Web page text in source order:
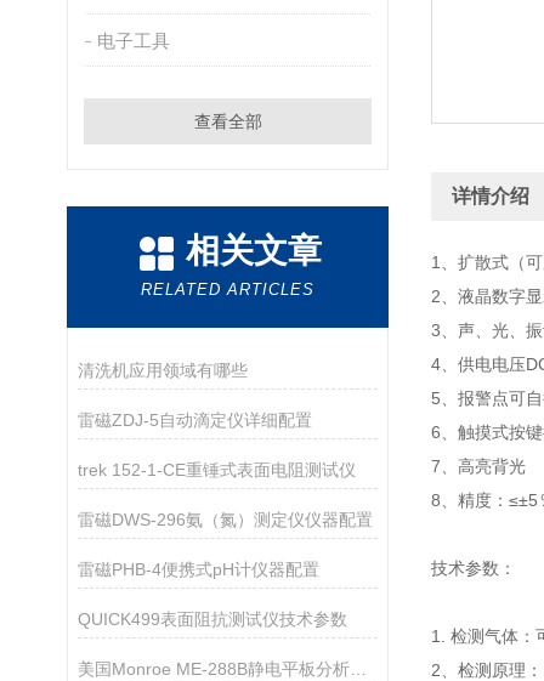
电子工具
查看全部
相关文章
RELATED ARTICLES
清洗机应用领域有哪些
雷磁ZDJ-5自动滴定仪详细配置
trek 152-1-CE重锤式表面电阻测试仪
雷磁DWS-296氨（氮）测定仪仪器配置
雷磁PHB-4便携式pH计仪器配置
QUICK499表面阻抗测试仪技术参数
美国Monroe ME-288B静电平板分析仪详细资料
详情介绍
1、扩散式（
2、液晶数字
3、声、光、
4、供电电压
5、报警点可
6、触摸式按
7、高亮背光
8、精度：
技术参数：
1. 检测气体：
2、检测原理